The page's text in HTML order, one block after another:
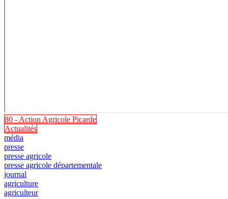
80 - Action Agricole Picarde
Actualités
média
presse
presse agricole
presse agricole départementale
journal
agriculture
agriculteur